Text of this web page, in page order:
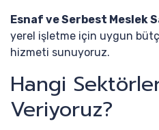
Esnaf ve Serbest Meslek
yerel işletme için uygun
hizmeti sunuyoruz.
Hangi
Veriyoruz?